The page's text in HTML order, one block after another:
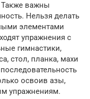
важны
Нельзя делать
элементами
упражнения с
гимнастики,
стол, планка, махи
освоив азы,
упражнениям.